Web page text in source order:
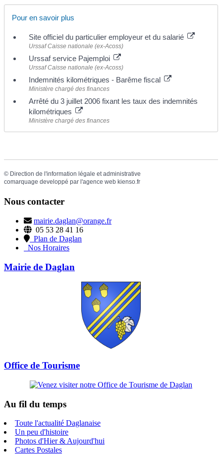
Pour en savoir plus
Site officiel du particulier employeur et du salarié
Urssaf Caisse nationale (ex-Acoss)
Urssaf service Pajemploi
Urssaf Caisse nationale (ex-Acoss)
Indemnités kilométriques - Barême fiscal
Ministère chargé des finances
Arrêté du 3 juillet 2006 fixant les taux des indemnités
kilométriques
Ministère chargé des finances
© Direction de l'information légale et administrative
comarquage developpé par l'agence web kienso.fr
Nous contacter
mairie.daglan@orange.fr
05 53 28 41 16
Plan de Daglan
Nos Horaires
Mairie de Daglan
Office de Tourisme
Au fil du temps
Toute l'actualité Daglanaise
Un peu d'histoire
Photos d'Hier & Aujourd'hui
Cartes Postales